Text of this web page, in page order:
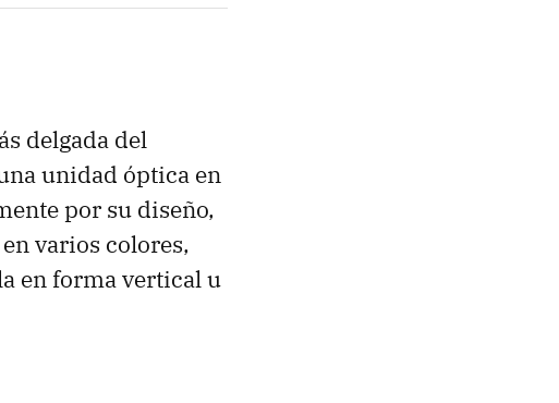
delgada del
unidad óptica en
por su diseño,
varios colores,
en forma vertical u